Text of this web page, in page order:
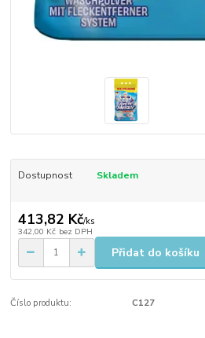
Dostupnost Skladem
413,82 Kč/ks
342,00 Kč bez DPH
Přidat do košíku
Číslo produktu: C127